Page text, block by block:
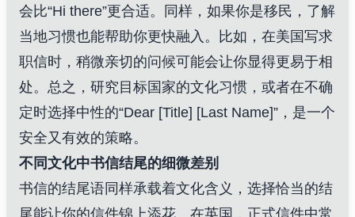
会比“Hi there”更合适。同样，如果你是移民，了解
当地习惯也能帮助你更快融入。比如，在美国写求
职信时，稍微亲切的问候可能会让你显得更易于相
处。总之，研究目标国家的文化习惯，或者在不确
定时选择中性的“Dear [Title] [Last Name]”，是一个
安全又有效的策略。
不同文化中书信结尾的细微差别
书信的结尾语同样承载着文化含义，选择恰当的结
尾能让你的信件锦上添花。在英国，正式信件中常